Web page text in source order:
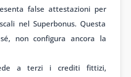
false attestazioni per
nel Superbonus. Questa
non configura ancora la
a terzi i crediti fittizi,